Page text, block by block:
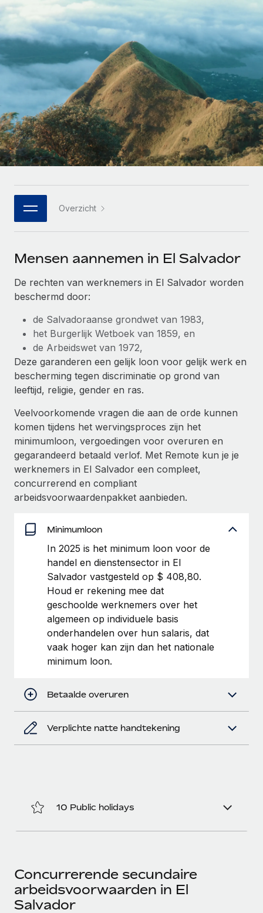
Zzp'ers internationaal onboarden en beheren
PEO
Ingewikkelde HR-taken eenvoudig uitbesteden
INFRASTRUCTUUR
Remote Embedded
HR naadloos in workflows integreren
Platform
Ingebouwde essentiële HR-functies voor je team
Integraties
Vraag een expert
Krijg hulp van global HR- en juridische experts
Achtergrondonderzoek
Vereenvoudig het screeningsproces van
kandidaten
Compliance Watchtower
Blijf compliance-risico's voor
Apparaatbeheer
Lever en track wereldwijd IT-middelen
Entiteiten oprichten
Mobiliteit en overplaatsing
Secundaire arbeidsvoorwaarden
Eenvoudig secundaire arbeidsvoorwaarden
beheren
GROEIFASE
Flexibele global HR en payroll solutions voor groeiende
bedrijven
Mid-market
Teams uitbreiden met HR solutions op maat
Enterprise
Global HR voor grote bedrijven
WERK MET ONS SAMEN
Strategische technologiepartners
CASESTUDY'S
Hoe AI-pionier Weaviate zijn team met 120%
liet groeien met Remote
AI-first infrastructuur. De missie van het...
Meer informatie
Reverse Tech's strategische samenwerking
met Remote voor contractor management en
payroll
Reverse Tech in een oogopslag Reverse Tech, een start-
up op het gebied van gezondheid en welzijn,...
Meer informatie
Betalingscalculator voor zzp'ers
Ontdek valuta-opties en betaalsnelheden voor
internationale zzp'ers
LEREN MET REMOTE
Onderzoek en gidsen
Casestudy's
HR-woordenlijst
Checklists en templates
Webinars
Newsroom
Inzicht in salaris en talent
Support
Alle bronnen bekijken
BLOG
Global Payroll
EOR en PEO
Contractor Management
Belastingen
Productupdates van Remote: Gusto- en Xero-
integraties en Contractor Management Plus
Het blijft de missie van Remote om alle soorten bedrijven
te helpen bij het aannemen, beheren en...
Meer informatie
Hoe Phiture 55 werknemers in 19 landen
beheert met Remote
Phiture, een toonaangevende leider in de wereldwijde
mobiele groeiadviessector, zet zich sinds 2016...
Nederlands
Deutsch
Español
Italiano
Português (Portugal)
日本語
한국어
Inloggen
Overzicht
Mensen aannemen in El Salvador
De rechten van werknemers in El Salvador worden
beschermd door:
de Salvadoraanse grondwet van 1983,
het Burgerlijk Wetboek van 1859, en
de Arbeidswet van 1972,
Deze garanderen een gelijk loon voor gelijk werk en
bescherming tegen discriminatie op grond van
leeftijd, religie, gender en ras.
Veelvoorkomende vragen die aan de orde kunnen
komen tijdens het wervingsproces zijn het
minimumloon, vergoedingen voor overuren en
gegarandeerd betaald verlof. Met Remote kun je je
werknemers in El Salvador een compleet,
concurrerend en compliant
arbeidsvoorwaardenpakket aanbieden.
Minimumloon
In 2025 is het minimum loon voor de
handel en dienstensector in El
Salvador vastgesteld op $ 408,80.
Houd er rekening mee dat
geschoolde werknemers over het
algemeen op individuele basis
onderhandelen over hun salaris, dat
vaak hoger kan zijn dan het nationale
minimum loon.
Betaalde overuren
Verplichte natte handtekening
10 Public holidays
Concurrerende secundaire
arbeidsvoorwaarden in El
Salvador